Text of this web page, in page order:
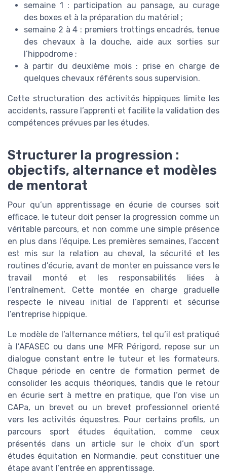
semaine 1 : participation au pansage, au curage
des boxes et à la préparation du matériel ;
semaine 2 à 4 : premiers trottings encadrés, tenue
des chevaux à la douche, aide aux sorties sur
l’hippodrome ;
à partir du deuxième mois : prise en charge de
quelques chevaux référents sous supervision.
Cette structuration des activités hippiques limite les
accidents, rassure l’apprenti et facilite la validation des
compétences prévues par les études.
Structurer la progression :
objectifs, alternance et modèles
de mentorat
Pour qu’un apprentissage en écurie de courses soit
efficace, le tuteur doit penser la progression comme un
véritable parcours, et non comme une simple présence
en plus dans l’équipe. Les premières semaines, l’accent
est mis sur la relation au cheval, la sécurité et les
routines d’écurie, avant de monter en puissance vers le
travail monté et les responsabilités liées à
l’entraînement. Cette montée en charge graduelle
respecte le niveau initial de l’apprenti et sécurise
l’entreprise hippique.
Le modèle de l’alternance métiers, tel qu’il est pratiqué
à l’AFASEC ou dans une MFR Périgord, repose sur un
dialogue constant entre le tuteur et les formateurs.
Chaque période en centre de formation permet de
consolider les acquis théoriques, tandis que le retour
en écurie sert à mettre en pratique, que l’on vise un
CAPa, un brevet ou un brevet professionnel orienté
vers les activités équestres. Pour certains profils, un
parcours sport études équitation, comme ceux
présentés dans un article sur le choix d’un sport
études équitation en Normandie, peut constituer une
étape avant l’entrée en apprentissage.